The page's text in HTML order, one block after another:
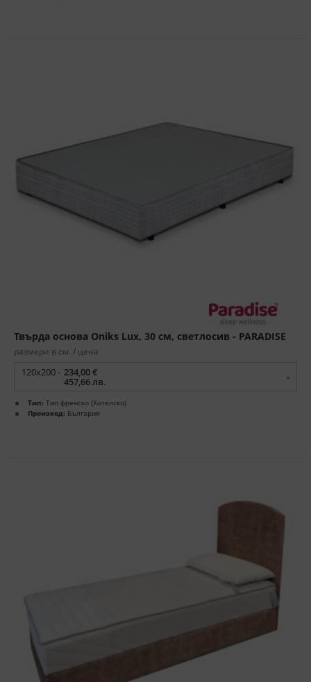
Твърда основа Oniks Lux, 30 см, светлосив - PARADISE
размери в см. / цена
120x200 - 234,00 €
457,66 лв.
Тип: Тип френско (Хотелско)
Произход: България